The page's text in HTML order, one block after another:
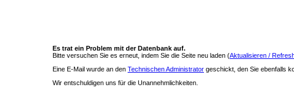
Es trat ein Problem mit der Datenbank auf.
Bitte versuchen Sie es erneut, indem Sie die Seite neu laden (Aktualisieren /
Eine E-Mail wurde an den Technischen Administrator geschickt, den Sie ebenfalls
Wir entschuldigen uns für die Unannehmlichkeiten.